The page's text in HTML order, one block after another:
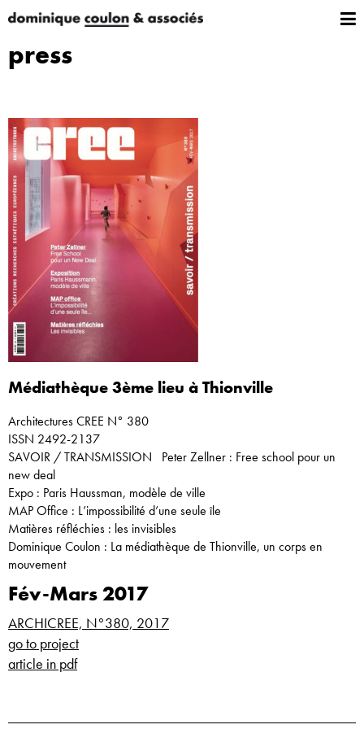
press
Médiathèque 3ème lieu à Thionville
Architectures CREE N° 380
ISSN 2492-2137
SAVOIR / TRANSMISSION Peter Zellner : Free school pour un
new deal
Expo : Paris Haussman, modèle de ville
MAP Office : L’impossibilité d’une seule île
Matières réfléchies : les invisibles
Dominique Coulon : La médiathèque de Thionville, un corps en
mouvement
Fév-Mars 2017
ARCHICREE, N°380, 2017
go to project
article in pdf